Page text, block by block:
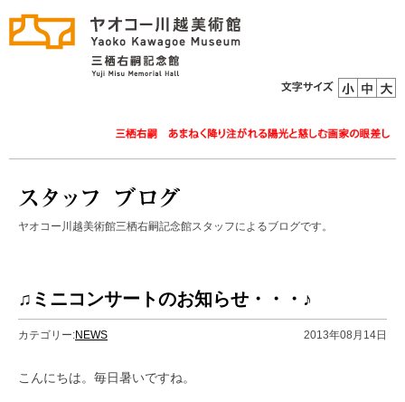
ヤオコー川越美術館三栖右嗣記念館スタッフによるブログです。
♫ミニコンサートのお知らせ・・・♪
カテゴリー:NEWS 2013年08月14日
こんにちは。毎日暑いですね。